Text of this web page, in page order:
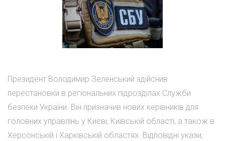
Президент Володимир Зеленський здійснив
перестановки в регіональних підрозділах Служби
безпеки України. Він призначив нових керівників для
головних управлінь у Києві, Київській області, а також в
Херсонській і Харківській областях. Відповідні укази,